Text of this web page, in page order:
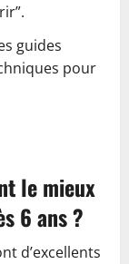
guides
pour
le mieux
6 ans ?
d’excellents